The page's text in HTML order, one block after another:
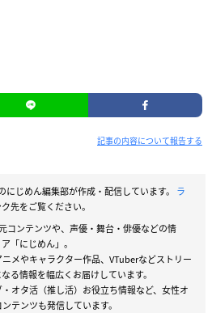
記事の内容について報告する
にじめん編集部が作成・配信しています。 ラ
先をご覧ください。
コンテンツや、声優・舞台・俳優などの情
「にじめん」。
メやキャラクター作品、VTuberなどストリー
る情報を幅広くお届けしています。
オタ活（推し活）お役立ち情報など、女性オ
テンツも発信しています。